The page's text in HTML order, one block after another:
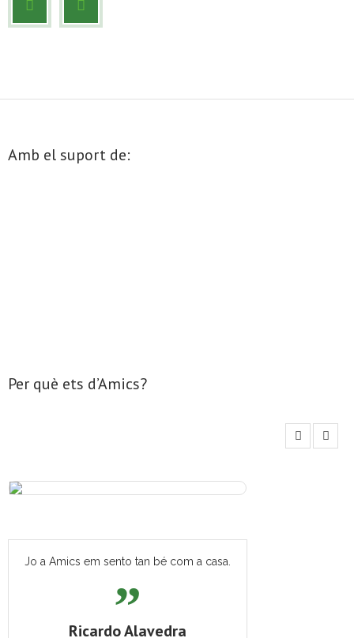
Amb el suport de:
Per què ets d’Amics?
Jo a Amics em sento tan bé com a casa.
Ricardo Alavedra